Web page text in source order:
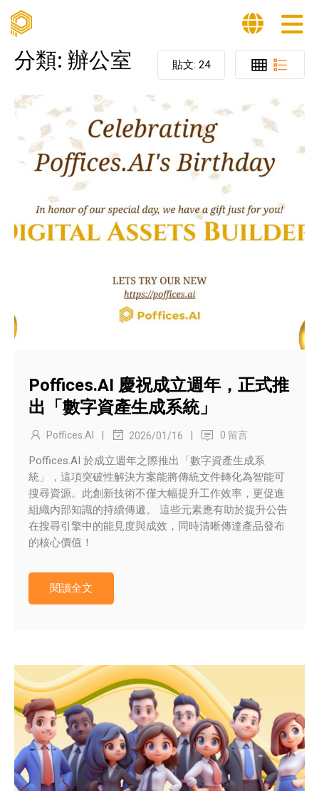
分類: 辦公室 貼文: 24
Poffices.AI 慶祝成立週年，正式推
出「數字資產生成系統」
Poffices.AI | 2026/01/16 | 0 留言
Poffices.AI 於成立週年之際推出「數字資產生成系
統」，這項突破性解決方案能將傳統文件轉化為智能可
搜尋資源。此創新技術不僅大幅提升工作效率，更促進
組織內部知識的持續傳遞。 這些元素應有助於提升公告
在搜尋引擎中的能見度與成效，同時清晰傳達產品發布
的核心價值！
閱讀全文